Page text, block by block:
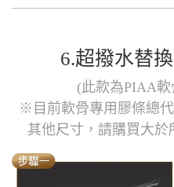
6.超撥水替
(此款為PIAA
※目前軟骨專用膠條總
其他尺寸，請購買大於